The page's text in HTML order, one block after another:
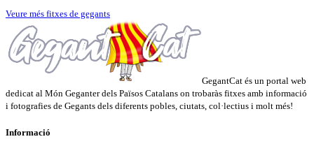
Veure més fitxes de gegants
GegantCat és un portal web
dedicat al Món Geganter dels Països Catalans on trobaràs fitxes amb informació
i fotografies de Gegants dels diferents pobles, ciutats, col·lectius i molt més!
Informació